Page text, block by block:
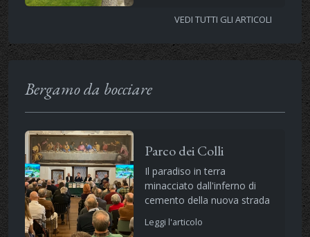
VEDI TUTTI GLI ARTICOLI
Bergamo da bocciare
Parco dei Colli
Il paradiso in terra
minacciato dall'inferno di
cemento della nuova strada
Leggi l'articolo